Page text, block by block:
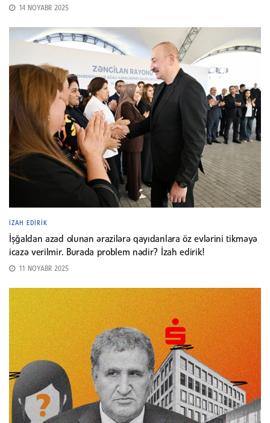
14 NOYABR 2025
İZAH EDIRIK
İşğaldan azad olunan ərazilərə qayıdanlara öz evlərini tikməyə
icazə verilmir. Burada problem nədir? İzah edirik!
11 NOYABR 2025